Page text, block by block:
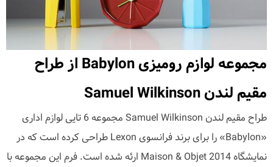
مجموعه لوازم رومیزی Babylon از طراح
مقیم لندن Samuel Wilkinson
طراح مقیم لندن Samuel Wilkinson مجموعه 6 تایی لوازم اداری
«Babylon» را برای برند فرانسوی Lexon طراحی کرده است که در
نمایشگاه Maison & Objet 2014 ارئه شده است. فرم این مجموعه با